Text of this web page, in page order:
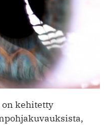
on kehitetty